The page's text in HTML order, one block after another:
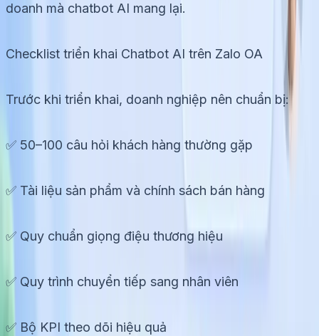
doanh mà chatbot AI mang lại.
Checklist triển khai Chatbot AI trên Zalo OA
Trước khi triển khai, doanh nghiệp nên chuẩn bị:
✅ 50–100 câu hỏi khách hàng thường gặp
✅ Tài liệu sản phẩm và chính sách bán hàng
✅ Quy chuẩn giọng điệu thương hiệu
✅ Quy trình chuyển tiếp sang nhân viên
✅ Bộ KPI theo dõi hiệu quả